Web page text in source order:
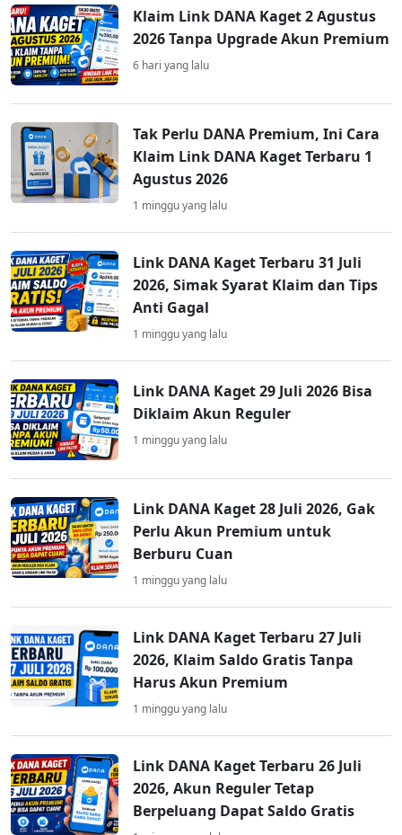
Klaim Link DANA Kaget 2 Agustus
2026 Tanpa Upgrade Akun Premium
6 hari yang lalu
Tak Perlu DANA Premium, Ini Cara
Klaim Link DANA Kaget Terbaru 1
Agustus 2026
1 minggu yang lalu
Link DANA Kaget Terbaru 31 Juli
2026, Simak Syarat Klaim dan Tips
Anti Gagal
1 minggu yang lalu
Link DANA Kaget 29 Juli 2026 Bisa
Diklaim Akun Reguler
1 minggu yang lalu
Link DANA Kaget 28 Juli 2026, Gak
Perlu Akun Premium untuk
Berburu Cuan
1 minggu yang lalu
Link DANA Kaget Terbaru 27 Juli
2026, Klaim Saldo Gratis Tanpa
Harus Akun Premium
1 minggu yang lalu
Link DANA Kaget Terbaru 26 Juli
2026, Akun Reguler Tetap
Berpeluang Dapat Saldo Gratis